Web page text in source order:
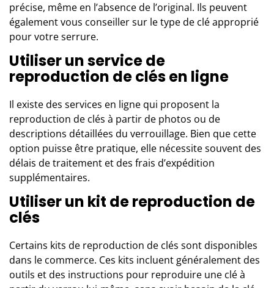
précise, même en l’absence de l’original. Ils peuvent
également vous conseiller sur le type de clé approprié
pour votre serrure.
Utiliser un service de
reproduction de clés en ligne
Il existe des services en ligne qui proposent la
reproduction de clés à partir de photos ou de
descriptions détaillées du verrouillage. Bien que cette
option puisse être pratique, elle nécessite souvent des
délais de traitement et des frais d’expédition
supplémentaires.
Utiliser un kit de reproduction de
clés
Certains kits de reproduction de clés sont disponibles
dans le commerce. Ces kits incluent généralement des
outils et des instructions pour reproduire une clé à